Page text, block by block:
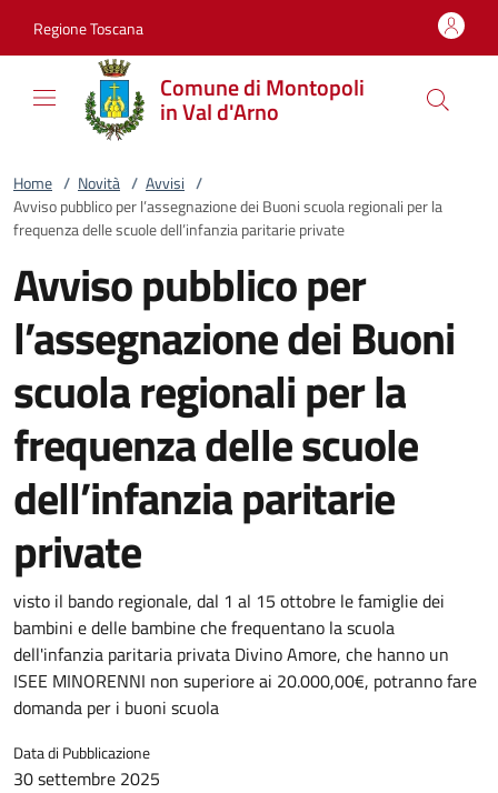
Regione Toscana
Comune di Montopoli
in Val d'Arno
Home / Novità / Avvisi /
Avviso pubblico per l’assegnazione dei Buoni scuola regionali per la
frequenza delle scuole dell’infanzia paritarie private
Avviso pubblico per
l’assegnazione dei Buoni
scuola regionali per la
frequenza delle scuole
dell’infanzia paritarie
private
visto il bando regionale, dal 1 al 15 ottobre le famiglie dei
bambini e delle bambine che frequentano la scuola
dell'infanzia paritaria privata Divino Amore, che hanno un
ISEE MINORENNI non superiore ai 20.000,00€, potranno fare
domanda per i buoni scuola
Data di Pubblicazione
30 settembre 2025